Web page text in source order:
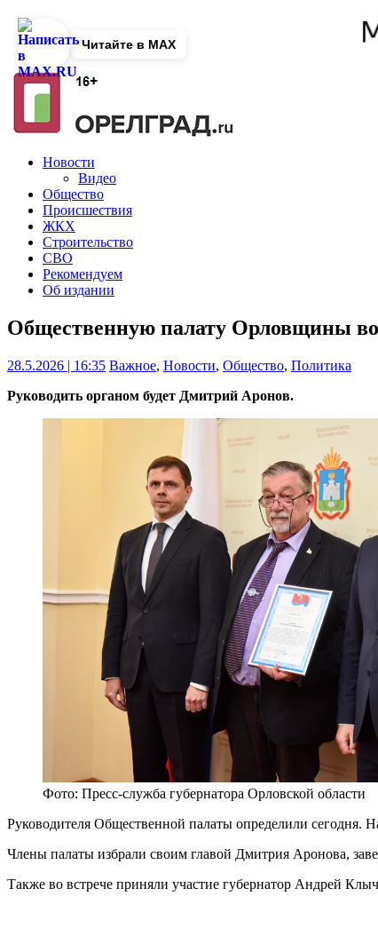
Новости
Видео
Общество
Происшествия
ЖКХ
Строительство
СВО
Рекомендуем
Об издании
Общественную палату Орловщины
28.5.2026 | 16:35 Важное, Новости, Общество, Политика
Руководить органом будет Дмитрий Аронов.
Фото: Пресс-служба губернатора Орловской области
Руководителя Общественной палаты определили сегодня.
Члены палаты избрали своим главой Дмитрия Аронова,
Также во встрече приняли участие губернатор Андрей
Читайте в MAX